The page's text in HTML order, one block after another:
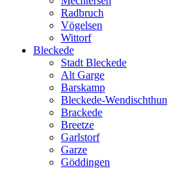
Radbruch
Vögelsen
Wittorf
Bleckede
Stadt Bleckede
Alt Garge
Barskamp
Bleckede-Wendischthun
Brackede
Breetze
Garlstorf
Garze
Göddingen